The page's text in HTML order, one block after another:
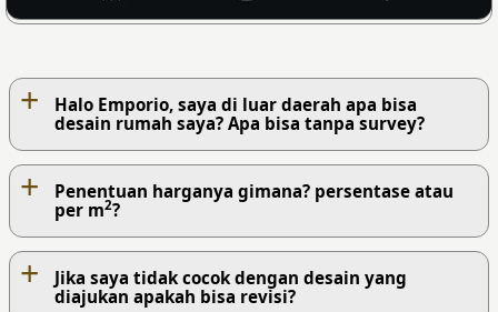
+
Halo Emporio, saya di luar daerah apa bisa
desain rumah saya? Apa bisa tanpa survey?
+
Penentuan harganya gimana? persentase atau
per m2?
+
Jika saya tidak cocok dengan desain yang
diajukan apakah bisa revisi?